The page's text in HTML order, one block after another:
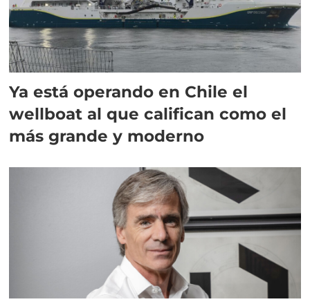
Ya está operando en Chile el
wellboat al que califican como el
más grande y moderno